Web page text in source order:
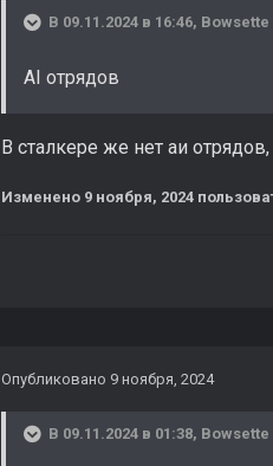
В 09.11.2024 в 16:46, Bowsette
AI отрядов
В сталкере же нет аи
Изменено 9 ноября, 2024
Опубликовано 9 ноября, 2024
В 09.11.2024 в 01:38, Bowsette